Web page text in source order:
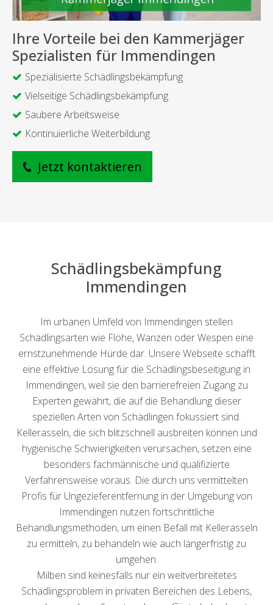
Ihre Vorteile bei den Kammerjäger
Spezialisten für Immendingen
Spezialisierte Schädlingsbekämpfung
Vielseitige Schädlingsbekämpfung
Saubere Arbeitsweise
Kontinuierliche Weiterbildung
Jetzt kontaktieren
Schädlingsbekämpfung
Immendingen
Im urbanen Umfeld von Immendingen stellen
Schädlingsarten wie Flöhe, Wanzen oder Wespen eine
ernstzunehmende Hürde dar. Unsere Webseite schafft
eine effektive Lösung für die Schädlingsbeseitigung in
Immendingen, weil sie den barrierefreien Zugang zu
Experten gewährt, die auf die Behandlung dieser
speziellen Arten von Schädlingen fokussiert sind.
Kellerasseln, die sich blitzschnell ausbreiten können und
hygienische Schwierigkeiten verursachen, setzen eine
besonders fachmännische und qualifizierte
Verfahrensweise voraus. Die durch uns vermittelten
Profis für Ungezieferentfernung in der Umgebung von
Immendingen nutzen fortschrittliche
Behandlungsmethoden, um einen Befall mit Kellerasseln
zu ermitteln, zu behandeln wie auch längerfristig zu
umgehen.
Milben sind keinesfalls nur ein weitverbreitetes
Schädlingsproblem in privaten Bereichen des Lebens,